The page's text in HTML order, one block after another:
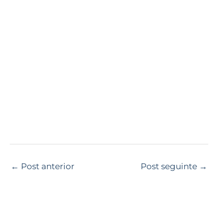
← Post anterior Post seguinte →